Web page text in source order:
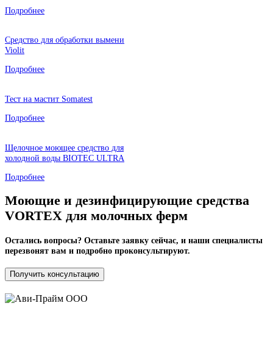
Подробнее
Средство для обработки вымени
Violit
Подробнее
Тест на мастит Somatest
Подробнее
Щелочное моющее средство для
холодной воды BIOTEC ULTRA
Подробнее
Моющие и дезинфицирующие средства
VORTEX для молочных ферм
Остались вопросы? Оставьте заявку сейчас, и наши специалисты
перезвонят вам и подробно проконсультируют.
Получить консультацию